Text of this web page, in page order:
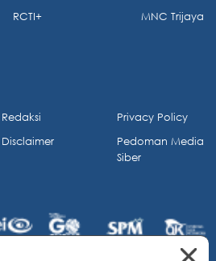
RCTI+
MNC Trijaya
Redaksi
Disclaimer
Privacy Policy
Pedoman Media
Siber